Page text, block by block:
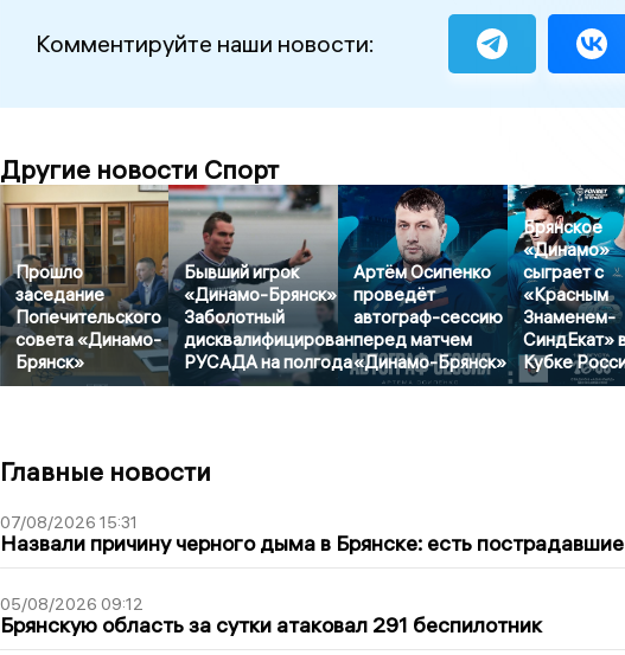
Комментируйте наши новости:
Другие новости Спорт
Прошло
заседание
Попечительского
совета «Динамо-
Брянск»
Бывший игрок
«Динамо-Брянск»
Заболотный
дисквалифицирован
РУСАДА на полгода
Артём Осипенко
проведёт
автограф-сессию
перед матчем
«Динамо-Брянск»
Брянское
«Динамо»
сыграет с
«Красным
Знаменем-
СиндЕкат»
Кубке
Главные новости
07/08/2026 15:31
Назвали причину черного дыма в Брянске: есть пострадавшие
05/08/2026 09:12
Брянскую область за сутки атаковал 291 беспилотник